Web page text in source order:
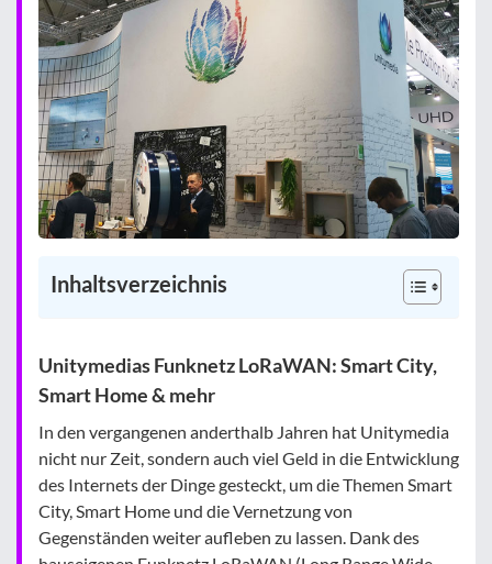
Inhaltsverzeichnis
Unitymedias Funknetz LoRaWAN: Smart City,
Smart Home & mehr
In den vergangenen anderthalb Jahren hat Unitymedia
nicht nur Zeit, sondern auch viel Geld in die Entwicklung
des Internets der Dinge gesteckt, um die Themen Smart
City, Smart Home und die Vernetzung von
Gegenständen weiter aufleben zu lassen. Dank des